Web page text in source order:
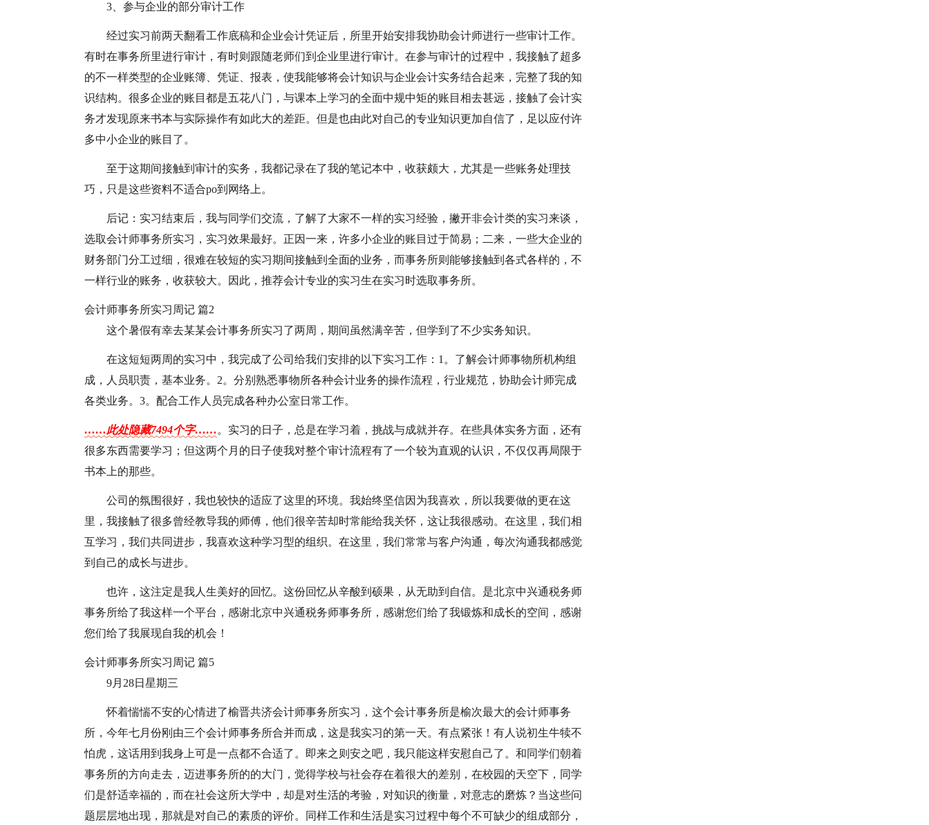
3、参与企业的部分审计工作
经过实习前两天翻看工作底稿和企业会计凭证后，所里开始安排我协助会计师进行一些审计工作。
有时在事务所里进行审计，有时则跟随老师们到企业里进行审计。在参与审计的过程中，我接触了超多
的不一样类型的企业账簿、凭证、报表，使我能够将会计知识与企业会计实务结合起来，完整了我的知
识结构。很多企业的账目都是五花八门，与课本上学习的全面中规中矩的账目相去甚远，接触了会计实
务才发现原来书本与实际操作有如此大的差距。但是也由此对自己的专业知识更加自信了，足以应付许
多中小企业的账目了。
至于这期间接触到审计的实务，我都记录在了我的笔记本中，收获颇大，尤其是一些账务处理技
巧，只是这些资料不适合po到网络上。
后记：实习结束后，我与同学们交流，了解了大家不一样的实习经验，撇开非会计类的实习来谈，
选取会计师事务所实习，实习效果最好。正因一来，许多小企业的账目过于简易；二来，一些大企业的
财务部门分工过细，很难在较短的实习期间接触到全面的业务，而事务所则能够接触到各式各样的，不
一样行业的账务，收获较大。因此，推荐会计专业的实习生在实习时选取事务所。
会计师事务所实习周记 篇2
这个暑假有幸去某某会计事务所实习了两周，期间虽然满辛苦，但学到了不少实务知识。
在这短短两周的实习中，我完成了公司给我们安排的以下实习工作：1。了解会计师事物所机构组
成，人员职责，基本业务。2。分别熟悉事物所各种会计业务的操作流程，行业规范，协助会计师完成
各类业务。3。配合工作人员完成各种办公室日常工作。
……此处隐藏7494个字……。实习的日子，总是在学习着，挑战与成就并存。在些具体实务方面，还有
很多东西需要学习；但这两个月的日子使我对整个审计流程有了一个较为直观的认识，不仅仅再局限于
书本上的那些。
公司的氛围很好，我也较快的适应了这里的环境。我始终坚信因为我喜欢，所以我要做的更在这
里，我接触了很多曾经教导我的师傅，他们很辛苦却时常能给我关怀，这让我很感动。在这里，我们相
互学习，我们共同进步，我喜欢这种学习型的组织。在这里，我们常常与客户沟通，每次沟通我都感觉
到自己的成长与进步。
也许，这注定是我人生美好的回忆。这份回忆从辛酸到硕果，从无助到自信。是北京中兴通税务师
事务所给了我这样一个平台，感谢北京中兴通税务师事务所，感谢您们给了我锻炼和成长的空间，感谢
您们给了我展现自我的机会！
会计师事务所实习周记 篇5
9月28日星期三
怀着惴惴不安的心情进了榆晋共济会计师事务所实习，这个会计事务所是榆次最大的会计师事务
所，今年七月份刚由三个会计师事务所合并而成，这是我实习的第一天。有点紧张！有人说初生牛犊不
怕虎，这话用到我身上可是一点都不合适了。即来之则安之吧，我只能这样安慰自己了。和同学们朝着
事务所的方向走去，迈进事务所的的大门，觉得学校与社会存在着很大的差别，在校园的天空下，同学
们是舒适幸福的，而在社会这所大学中，却是对生活的考验，对知识的衡量，对意志的磨炼？当这些问
题层层地出现，那就是对自己的素质的评价。同样工作和生活是实习过程中每个不可缺少的组成部分，